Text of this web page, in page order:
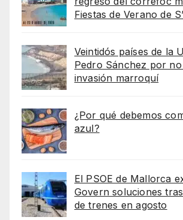
Fiestas de Verano de
Veintidós países de la
Pedro Sánchez por
invasión marroquí
¿Por qué debemos
azul?
El PSOE de Mallorca
Govern soluciones
de trenes en agosto